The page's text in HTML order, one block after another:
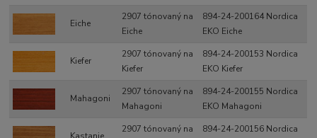
Eiche
2907 tónovaný na
Eiche
894-24-200164 Nordica
EKO Eiche
Kiefer
2907 tónovaný na
Kiefer
894-24-200153 Nordica
EKO Kiefer
Mahagoni
2907 tónovaný na
Mahagoni
894-24-200155 Nordica
EKO Mahagoni
2907 tónovaný na
894-24-200156 Nordica